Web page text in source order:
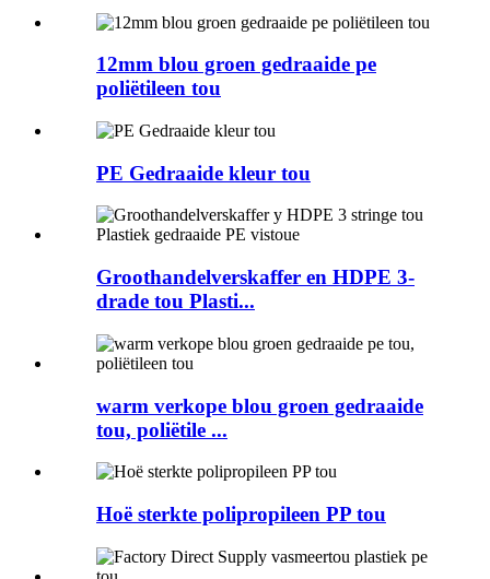
12mm blou groen gedraaide pe
poliëtileen tou
PE Gedraaide kleur tou
Groothandelverskaffer en HDPE 3-
drade tou Plasti...
warm verkope blou groen gedraaide
tou, poliëtile ...
Hoë sterkte polipropileen PP tou